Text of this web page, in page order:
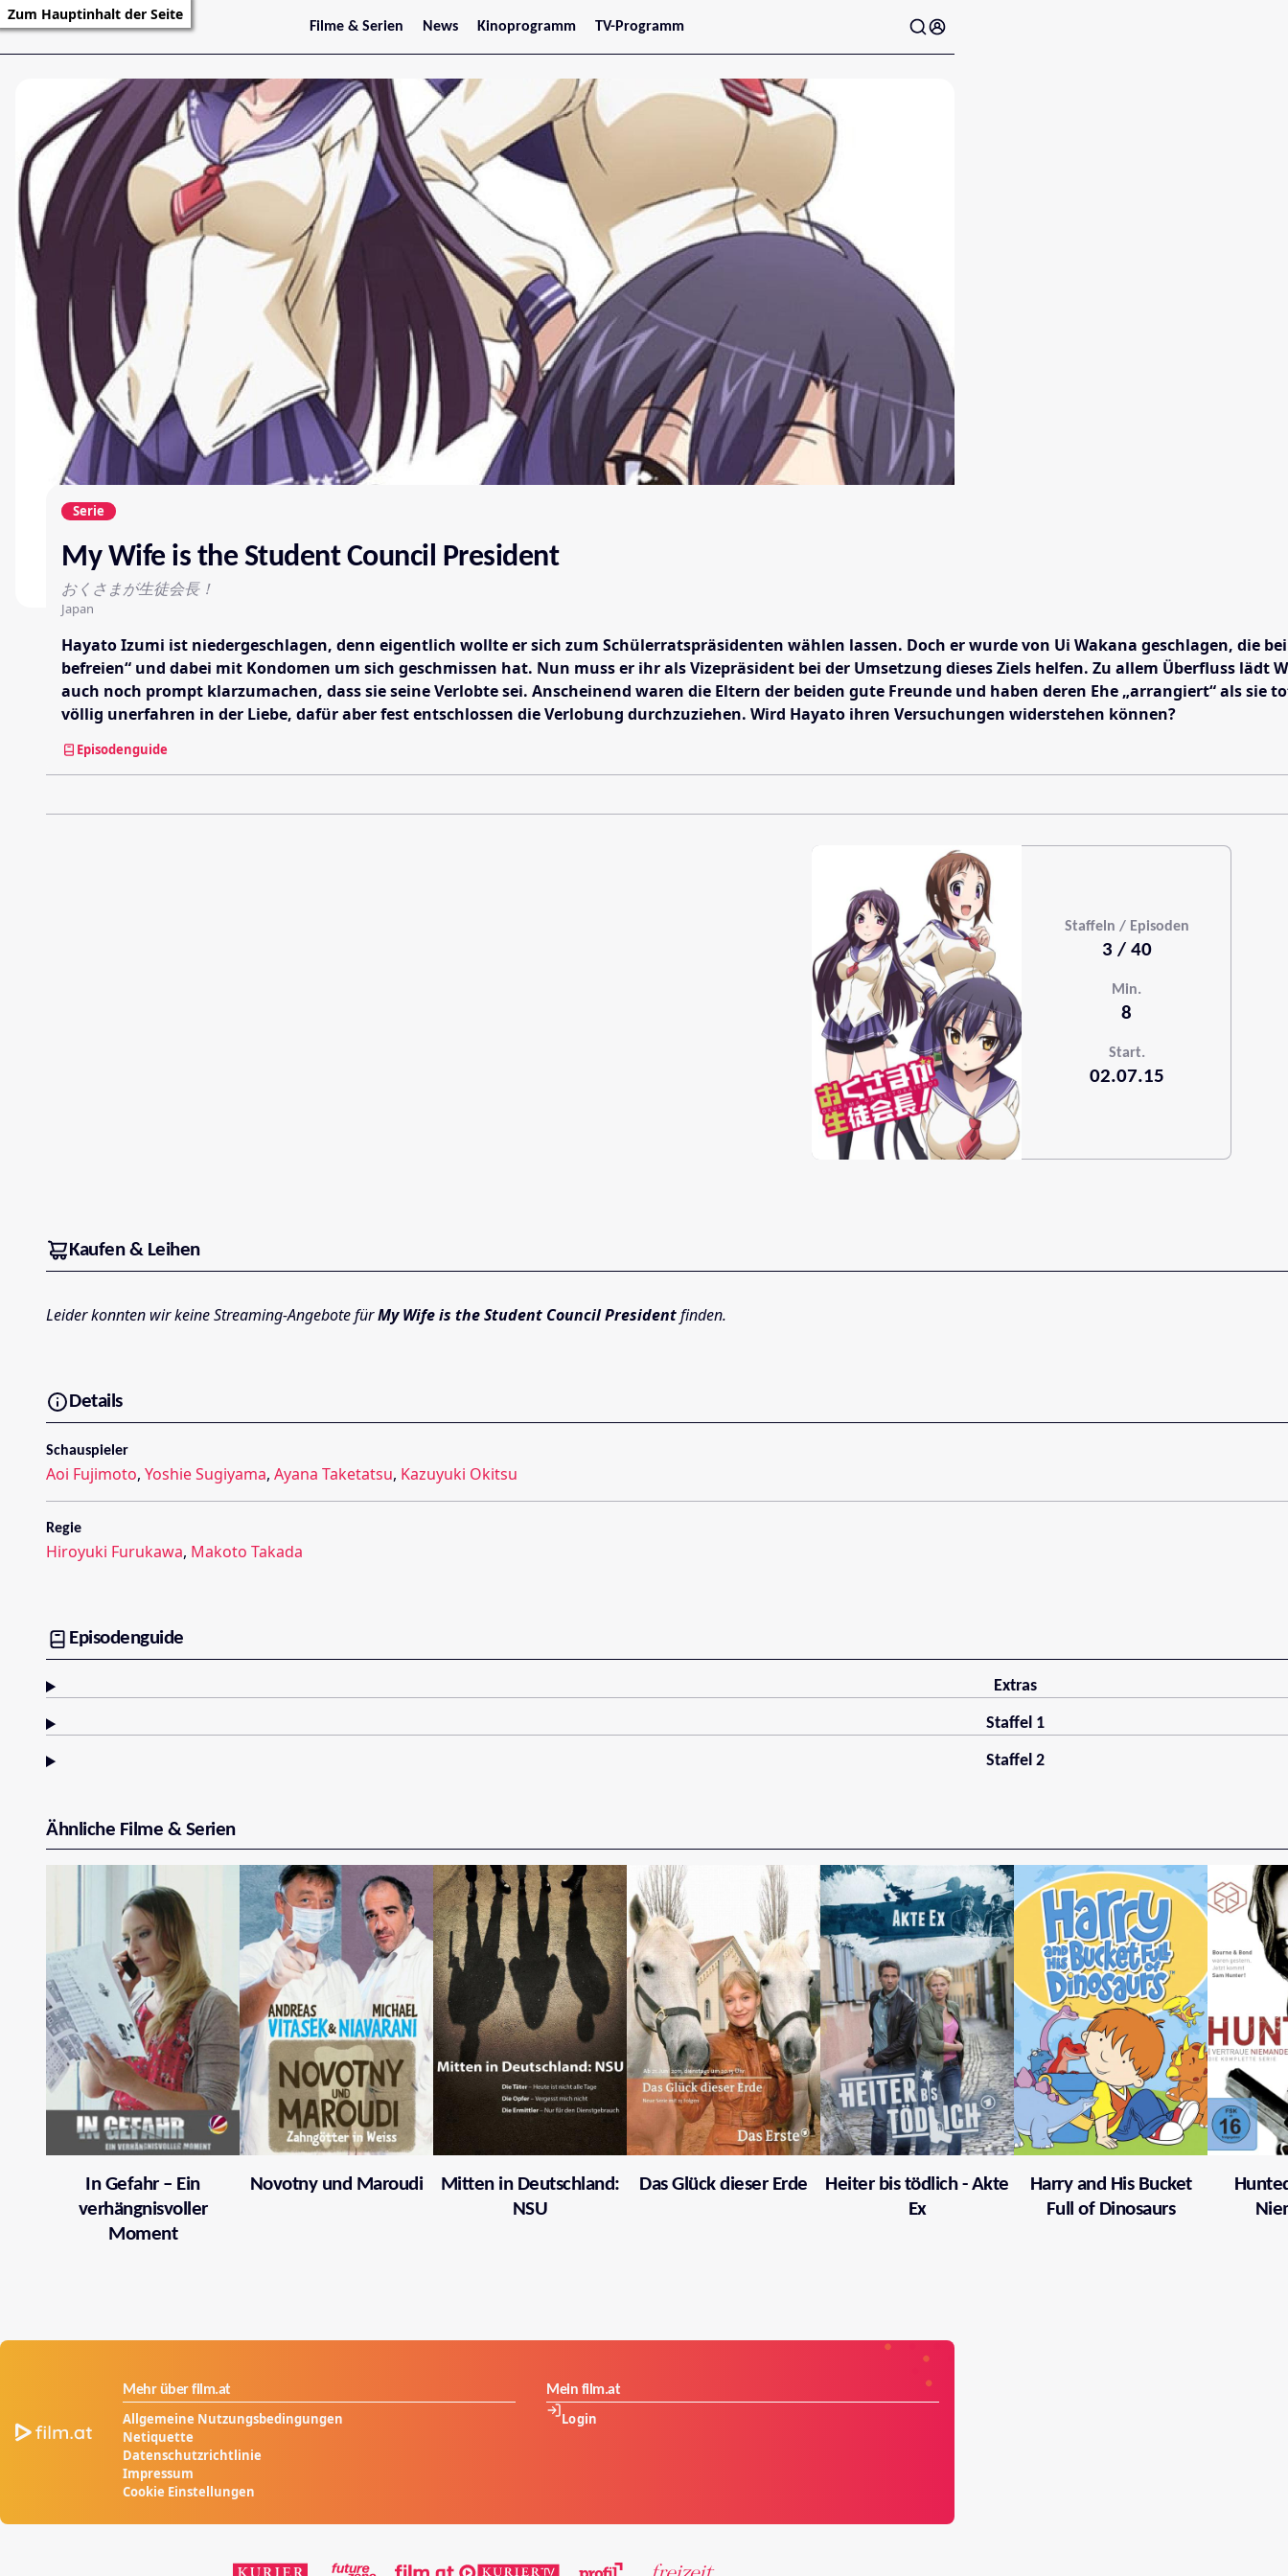
Zum Hauptinhalt der Seite
Filme & Serien
Trailer
Filmarchiv
Serienarchiv
News
Stars
Kinoprogramm
Jetzt im Kino
Niederösterreich
Oberösterreich
Steiermark
Burgenland
Tirol
Vorarlberg
TV-Programm
Serie
My Wife is the Student Council President
おくさまが生徒会長！
Japan
Hayato Izumi ist niedergeschlagen, denn eigentlich wollte er sich zum Schülerratspräsidenten wählen lassen. Doch er wurde von Ui Wakana geschlagen, die
befreien“ und dabei mit Kondomen um sich geschmissen hat. Nun muss er ihr als Vizepräsident bei der Umsetzung dieses Ziels helfen. Zu allem Überfluss
auch noch prompt klarzumachen, dass sie seine Verlobte sei. Anscheinend waren die Eltern der beiden gute Freunde und haben deren Ehe „arrangiert“ als
völlig unerfahren in der Liebe, dafür aber fest entschlossen die Verlobung durchzuziehen. Wird Hayato ihren Versuchungen widerstehen können?
Episodenguide
Staffeln / Episoden
3 / 40
Min.
8
Start.
02.07.15
Kaufen & Leihen
Leider konnten wir keine Streaming-Angebote fürMy Wife is the Student Council Presidentfinden.
Details
Schauspieler
Aoi Fujimoto, Yoshie Sugiyama, Ayana Taketatsu, Kazuyuki Okitsu
Regie
Hiroyuki Furukawa, Makoto Takada
Episodenguide
Extras
Staffel 1
Staffel 2
Ähnliche Filme & Serien
In Gefahr – Ein
verhängnisvoller
Moment
Novotny und Maroudi
Mitten in Deutschland:
NSU
Das Glück dieser Erde
Heiter bis tödlich - Akte
Ex
Harry and His Bucket
Full of Dinosaurs
Mehr über film.at
Allgemeine Nutzungsbedingungen
Netiquette
Datenschutzrichtlinie
Impressum
Cookie Einstellungen
Mein film.at
Login